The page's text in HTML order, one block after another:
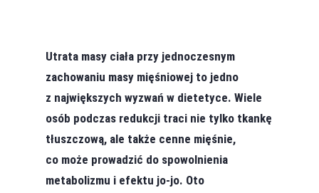
Utrata masy ciała przy jednoczesnym
zachowaniu masy mięśniowej to jedno
z największych wyzwań w dietetyce. Wiele
osób podczas redukcji traci nie tylko tkankę
tłuszczową, ale także cenne mięśnie,
co może prowadzić do spowolnienia
metabolizmu i efektu jo-jo. Oto